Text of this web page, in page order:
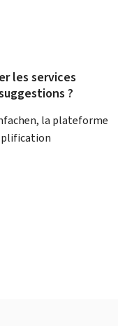
les services
?
la plateforme